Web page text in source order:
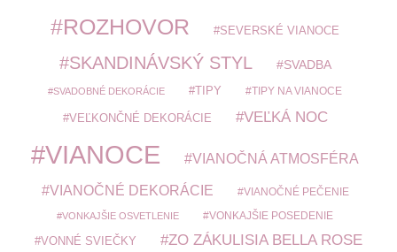
ROZHOVOR
SEVERSKÉ VIANOCE
SKANDINÁVSKÝ STYL SVADBA
SVADOBNÉ DEKORÁCIE TIPY TIPY NA VIANOCE
VEĽKONČNÉ DEKORÁCIE VEĽKÁ NOC
VIANOCE VIANOČNÁ ATMOSFÉRA
VIANOČNÉ DEKORÁCIE VIANOČNÉ PEČENIE
VONKAJŠIE OSVETLENIE VONKAJŠIE POSEDENIE
VONNÉ SVIEČKY ZO ZÁKULISIA BELLA ROSE